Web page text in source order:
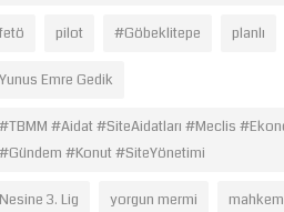
fetö pilot #Göbeklitepe planlı
Yunus Emre Gedik
#TBMM #Aidat #SiteAidatları #Meclis
#Gündem #Konut #SiteYönetimi
Nesine 3. Lig yorgun mermi